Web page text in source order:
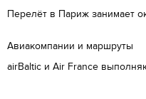
Перелёт в Париж занимает
Авиакомпании и маршруты
airBaltic и Air France